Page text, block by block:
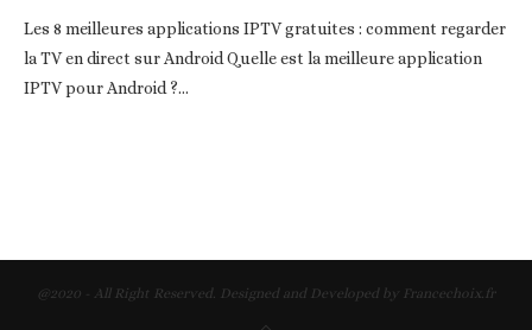
Les 8 meilleures applications IPTV gratuites : comment regarder
la TV en direct sur Android Quelle est la meilleure application
IPTV pour Android ?…
@2020 - All Right Reserved. Designed and Developed by Francechoix.fr